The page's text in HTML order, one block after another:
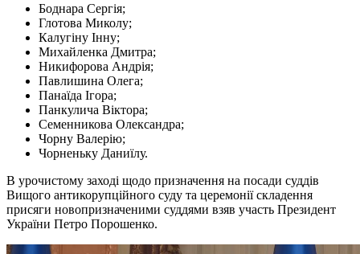
Боднара Сергія;
Глотова Миколу;
Калугіну Інну;
Михайленка Дмитра;
Никифорова Андрія;
Павлишина Олега;
Панаїда Ігора;
Панкулича Віктора;
Семенникова Олександра;
Чорну Валерію;
Чорненьку Даниїлу.
В урочистому заході щодо призначення на посади суддів
Вищого антикорупційного суду та церемонії складення
присяги новопризначеними суддями взяв участь Президент
України Петро Порошенко.